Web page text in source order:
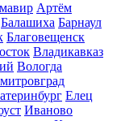
Артём
Балашиха Барнаул
Благовещенск
Владикавказ
Вологда
Елец
Иваново